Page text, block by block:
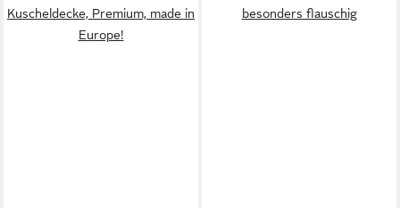
Kuscheldecke, Premium, made in
Europe!
besonders flauschig